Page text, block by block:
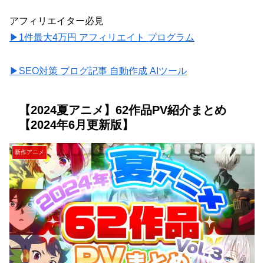
アフィリエイター必見
▶1件最大4万円 アフィリエイト プログラム
▶SEO対策 ブログ記事 自動作成 AIツール
【2024夏アニメ】62作品PV紹介まとめ
【2024年6月更新版】
新作アニメ